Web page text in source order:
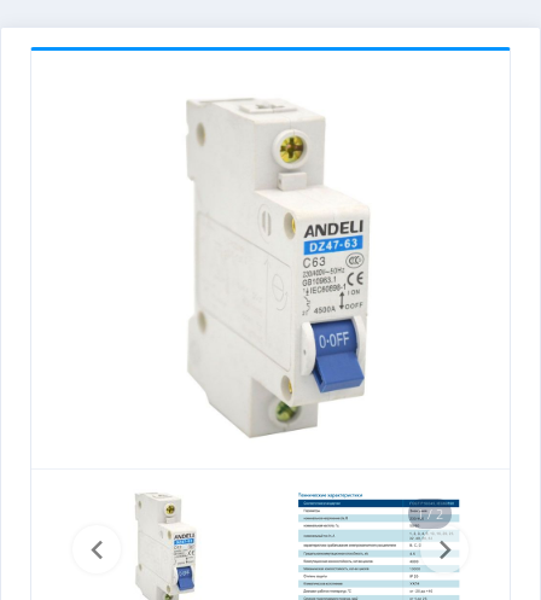
1 / 2